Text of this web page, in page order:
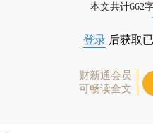
本文共计662
登录 后获取
财新通会员
可畅读全文